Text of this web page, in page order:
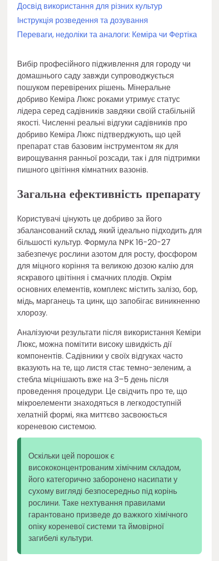
Досвід використання для різних культур
Інструкція розведення та дозування
Переваги, недоліки та аналоги: Кеміра чи Фертіка
Вибір професійного підживлення для городу чи
домашнього саду завжди супроводжується
пошуком перевірених рішень. Мінеральне
добриво Кеміра Люкс роками утримує статус
лідера серед садівників завдяки своїй стабільній
якості. Численні реальні відгуки садівників про
добриво Кеміра Люкс підтверджують, що цей
препарат став базовим інструментом як для
вирощування ранньої розсади, так і для підтримки
пишного цвітіння кімнатних вазонів.
Загальна ефективність препарату
Користувачі цінують це добриво за його
збалансований склад, який ідеально підходить для
більшості культур. Формула NPK 16-20-27
забезпечує рослини азотом для росту, фосфором
для міцного коріння та великою дозою калію для
яскравого цвітіння і смачних плодів. Окрім
основних елементів, комплекс містить залізо, бор,
мідь, марганець та цинк, що запобігає виникненню
хлорозу.
Аналізуючи результати після використання Кеміри
Люкс, можна помітити високу швидкість дії
компонентів. Садівники у своїх відгуках часто
вказують на те, що листя стає темно-зеленим, а
стебла міцнішають вже на 3–5 день після
проведення процедури. Це свідчить про те, що
мікроелементи знаходяться в легкодоступній
хелатній формі, яка миттєво засвоюється
кореневою системою.
Оскільки цей порошок є
висококонцентрованим хімічним складом,
його категорично заборонено насипати у
сухому вигляді безпосередньо під корінь
рослини. Таке нехтування правилами
гарантовано призведе до важкого хімічного
опіку кореневої системи та ймовірної
загибелі культури.